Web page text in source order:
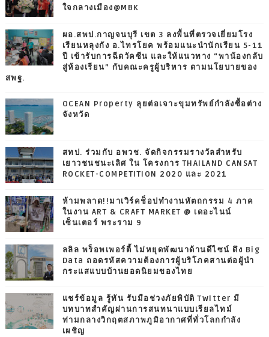
ใจกลางเมือง@MBK
ผอ.สพป.กาญจนบุรี เขต 3 ลงพื้นที่ตรวจเยี่ยมโรง
เรียนหลุงกัง อ.ไทรโยค พร้อมแนะนำนักเรียน 5-11
ปี เข้ารับการฉีดวัคซีน และให้แนวทาง “พาน้องกลับ
สู่ห้องเรียน” กับคณะครูผู้บริหาร ตามนโยบายของ
สพฐ.
OCEAN Property ลุยต่อเจาะขุมทรัพย์กำลังซื้อต่าง
จังหวัด
สทป. ร่วมกับ อพวช. จัดกิจกรรมรางวัลสำหรับ
เยาวชนชนะเลิศ ใน โครงการ THAILAND CANSAT
ROCKET-COMPETITION 2020 และ 2021
ห้ามพลาด!!มาเวิร์คช็อปทำงานหัตถกรรม 4 ภาค
ในงาน ART & CRAFT MARKET @ เดอะไนน์
เซ็นเตอร์ พระราม 9
ลลิล พร็อพเพอร์ตี้ ไม่หยุดพัฒนาด้านดีไซน์ ดึง Big
Data ถอดรหัสความต้องการผู้บริโภคสานต่อผู้นำ
กระแสแบบบ้านยอดนิยมของไทย
แชร์ข้อมูล รู้ทัน รับมือช่วงภัยพิบัติ Twitter มี
บทบาทสำคัญผ่านการสนทนาแบบเรียลไทม์
ท่ามกลางวิกฤตสภาพภูมิอากาศที่ทั่วโลกกำลัง
เผชิญ